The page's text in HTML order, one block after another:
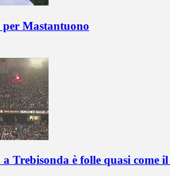
Mastantuono
a Trebisonda è folle quasi come